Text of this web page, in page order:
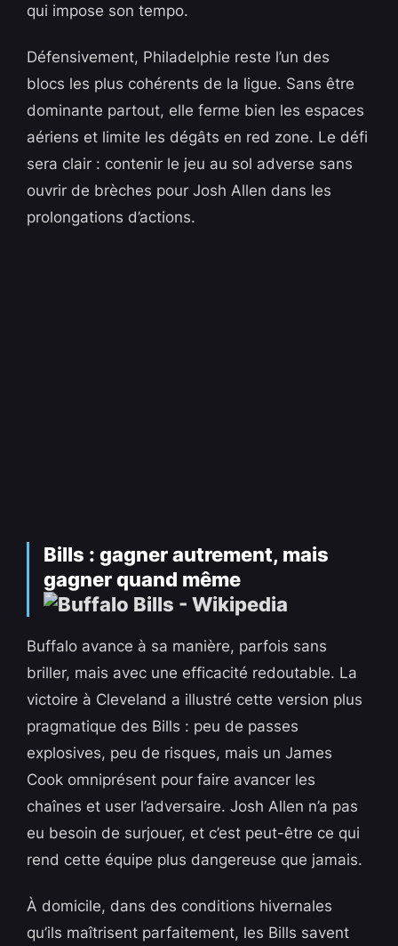
qui impose son tempo.
Défensivement, Philadelphie reste l’un des
blocs les plus cohérents de la ligue. Sans être
dominante partout, elle ferme bien les espaces
aériens et limite les dégâts en red zone. Le défi
sera clair : contenir le jeu au sol adverse sans
ouvrir de brèches pour Josh Allen dans les
prolongations d’actions.
Bills : gagner autrement, mais
gagner quand même
Buffalo avance à sa manière, parfois sans
briller, mais avec une efficacité redoutable. La
victoire à Cleveland a illustré cette version plus
pragmatique des Bills : peu de passes
explosives, peu de risques, mais un James
Cook omniprésent pour faire avancer les
chaînes et user l’adversaire. Josh Allen n’a pas
eu besoin de surjouer, et c’est peut-être ce qui
rend cette équipe plus dangereuse que jamais.
À domicile, dans des conditions hivernales
qu’ils maîtrisent parfaitement, les Bills savent